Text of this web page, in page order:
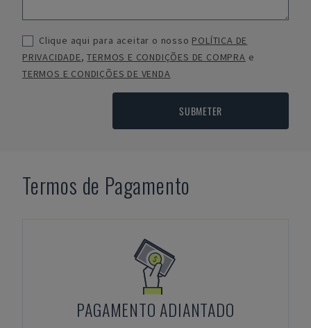
Clique aqui para aceitar o nosso POLÍTICA DE
PRIVACIDADE,TERMOS E CONDIÇÕES DE COMPRA e
TERMOS E CONDIÇÕES DE VENDA
SUBMETER
Termos de Pagamento
PAGAMENTO ADIANTADO